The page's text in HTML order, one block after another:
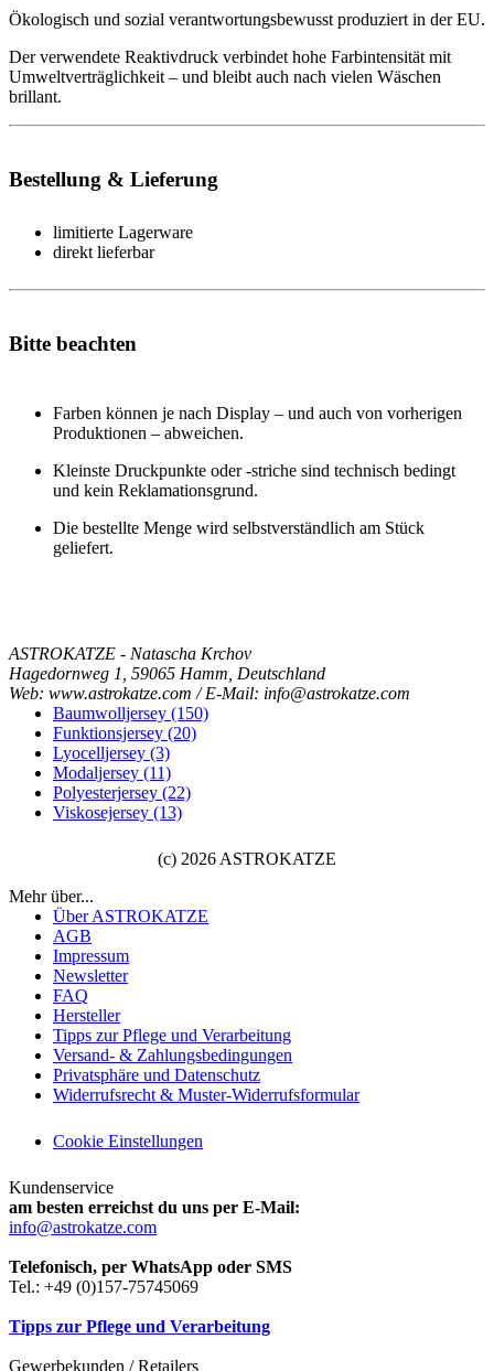
Ökologisch und sozial verantwortungsbewusst produziert in der EU.
Der verwendete Reaktivdruck verbindet hohe Farbintensität mit
Umweltverträglichkeit – und bleibt auch nach vielen Wäschen
brillant.
Bestellung & Lieferung
limitierte Lagerware
direkt lieferbar
Bitte beachten
Farben können je nach Display – und auch von vorherigen
Produktionen – abweichen.
Kleinste Druckpunkte oder -striche sind technisch bedingt
und kein Reklamationsgrund.
Die bestellte Menge wird selbstverständlich am Stück
geliefert.
ASTROKATZE - Natascha Krchov
Hagedornweg 1, 59065 Hamm, Deutschland
Web: www.astrokatze.com / E-Mail: info@astrokatze.com
Baumwolljersey (150)
Funktionsjersey (20)
Lyocelljersey (3)
Modaljersey (11)
Polyesterjersey (22)
Viskosejersey (13)
(c) 2026 ASTROKATZE
Mehr über...
Über ASTROKATZE
AGB
Impressum
Newsletter
FAQ
Hersteller
Tipps zur Pflege und Verarbeitung
Versand- & Zahlungsbedingungen
Privatsphäre und Datenschutz
Widerrufsrecht & Muster-Widerrufsformular
Cookie Einstellungen
Kundenservice
am besten erreichst du uns per E-Mail:
info@astrokatze.com
Telefonisch, per WhatsApp oder SMS
Tel.: +49 (0)157-75745069
Tipps zur Pflege und Verarbeitung
Gewerbekunden / Retailers